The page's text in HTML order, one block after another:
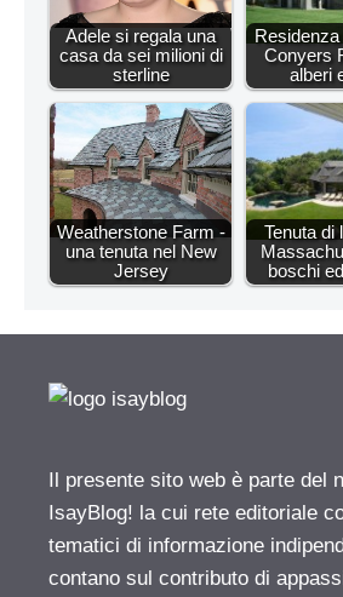
Adele si regala una
casa da sei milioni di
sterline
Conyers
alberi
Weatherstone Farm -
una tenuta nel New
Jersey
Tenuta di
boschi
Il presente sito web è parte del
IsayBlog! la cui rete editoriale
tematici di informazione
contano sul contributo di